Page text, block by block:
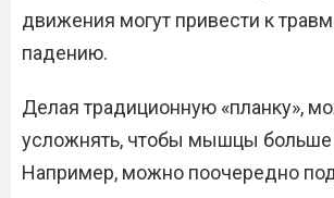
движения могут привести к
падению.
Делая традиционную «планку»,
усложнять, чтобы мышцы больше
Например, можно поочередно